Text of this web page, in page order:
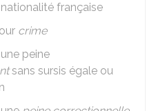
française
crime
peine
sans sursis égale ou